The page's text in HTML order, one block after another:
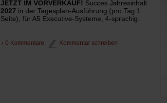
JETZT IM VORVERKAUF! Succes Jahresinhalt
2027 in der Tagesplan-Ausführung (pro Tag 1
Seite), für A5 Executive-Systeme, 4-sprachig.
0 Kommentare Kommentar schreiben